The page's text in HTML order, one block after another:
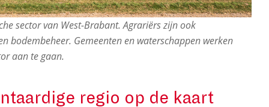
sector van West-Brabant. Agrariërs zijn ook
bodembeheer. Gemeenten en waterschappen werken
aan te gaan.
regio op de kaart